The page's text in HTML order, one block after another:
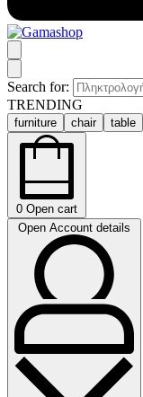
Search for:
TRENDING
furniture chair table
0 Open cart
Open Account details